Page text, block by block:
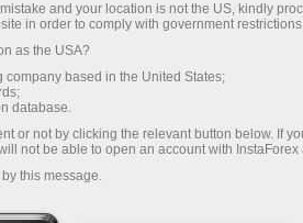
1.0361
(
%)
Buy
Sell
50%
Traders' feedback
and your location is not the US, kindly
in order to comply with government
as the USA?
based in the United States;
database.
or not by clicking the relevant button below. If
not be able to open an account with InstaForex
this message.